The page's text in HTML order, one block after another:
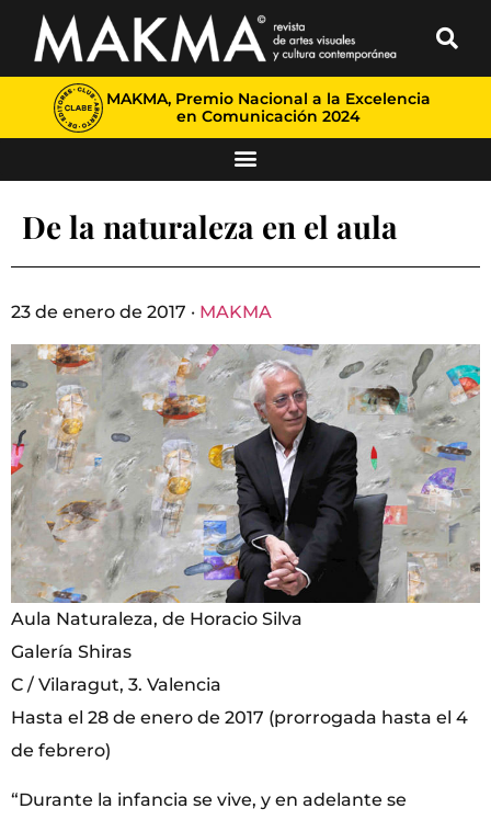
MAKMA, Premio Nacional a la Excelencia
en Comunicación 2024
De la naturaleza en el aula
23 de enero de 2017 · MAKMA
Aula Naturaleza, de Horacio Silva
Galería Shiras
C / Vilaragut, 3. Valencia
Hasta el 28 de enero de 2017 (prorrogada hasta el 4
de febrero)
“Durante la infancia se vive, y en adelante se